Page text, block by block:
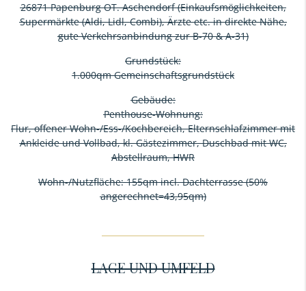
26871 Papenburg OT. Aschendorf (Einkaufsmöglichkeiten,
Supermärkte (Aldi, Lidl, Combi), Ärzte etc. in direkte Nähe,
gute Verkehrsanbindung zur B-70 & A-31)
Grundstück:
1.000qm Gemeinschaftsgrundstück
Gebäude:
Penthouse-Wohnung:
Flur, offener Wohn-/Ess-/Kochbereich, Elternschlafzimmer mit
Ankleide und Vollbad, kl. Gästezimmer, Duschbad mit WC,
Abstellraum, HWR
Wohn-/Nutzfläche: 155qm incl. Dachterrasse (50%
angerechnet=43,95qm)
LAGE UND UMFELD